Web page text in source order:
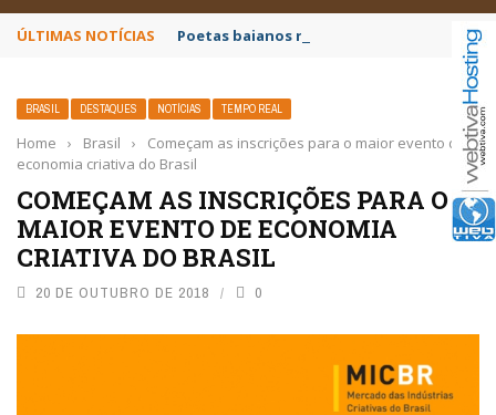
ÚLTIMAS NOTÍCIAS Poetas baianos representam o Brasil no
BRASIL DESTAQUES NOTÍCIAS TEMPO REAL
Home › Brasil ›
Começam as inscrições para o maior evento de
economia criativa do Brasil
COMEÇAM AS INSCRIÇÕES PARA O
MAIOR EVENTO DE ECONOMIA
CRIATIVA DO BRASIL
20 DE OUTUBRO DE 2018 0